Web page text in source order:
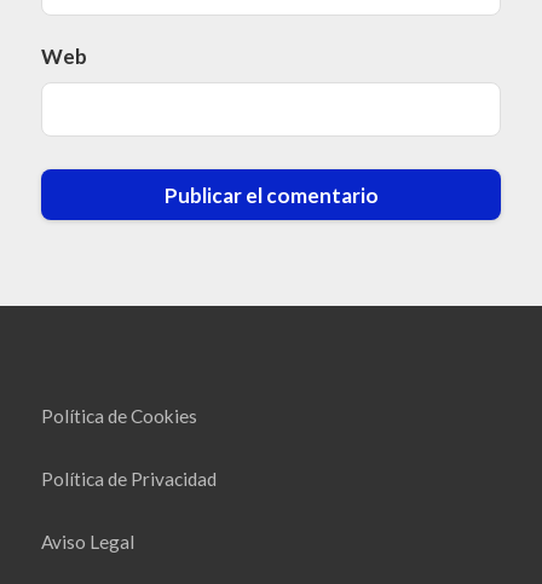
Web
Política de Cookies
Política de Privacidad
Aviso Legal